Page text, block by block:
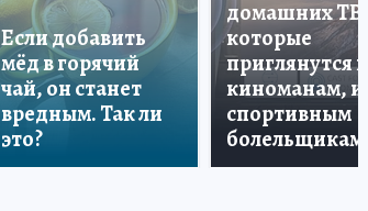
Если добавить
мёд в горячий
чай, он станет
вредным. Так ли
это?
домашних ТВ,
которые
приглянутся и
киноманам, и
спортивным
болельщикам